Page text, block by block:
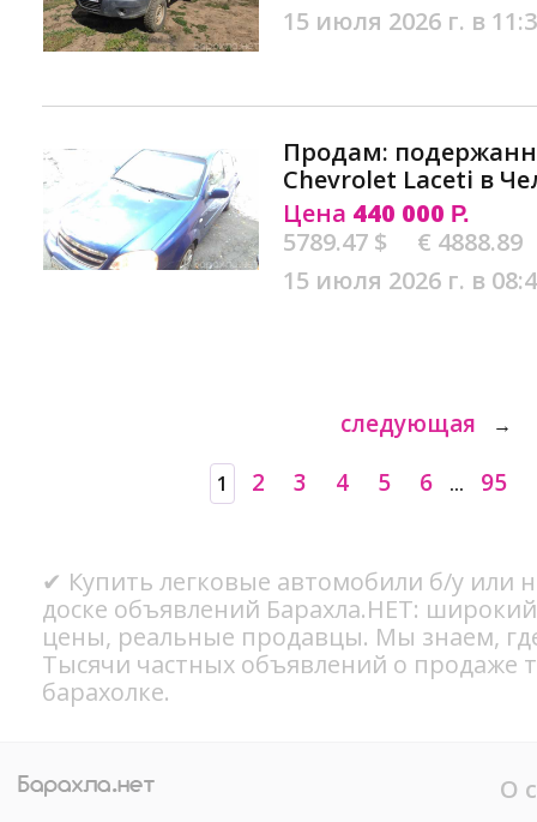
15 июля 2026 г. в
Продам:
Chevrolet Laceti в
Цена 440 000 Р.
5789.47 $
€ 4888.89
15 июля 2026 г. в
следующая →
1 2 3 4 5 6 ... 95
✔ Купить легковые автомобили б/у или
доске объявлений Барахла.НЕТ:
цены, реальные продавцы. Мы знаем,
Тысячи частных объявлений о продаже
барахолке.
О